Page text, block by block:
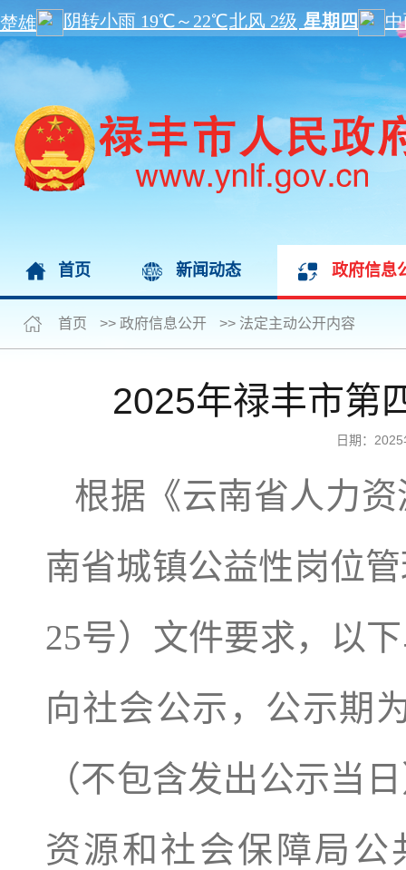
首页 新闻动态 政府信息
首页 >> 政府信息公开 >> 法定主动公开内容
2025年禄丰市第
日期：
根据《云南省人力
南省城镇公益性岗位
25号）文件要求，以
向社会公示，公示期
（不包含发出公示当
资源和社会保障局